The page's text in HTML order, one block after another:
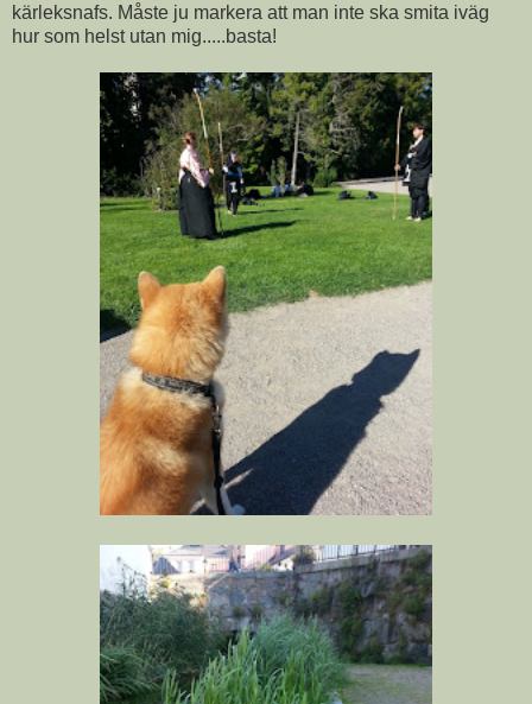
kärleksnafs. Måste ju markera att man inte ska smita iväg
hur som helst utan mig.....basta!